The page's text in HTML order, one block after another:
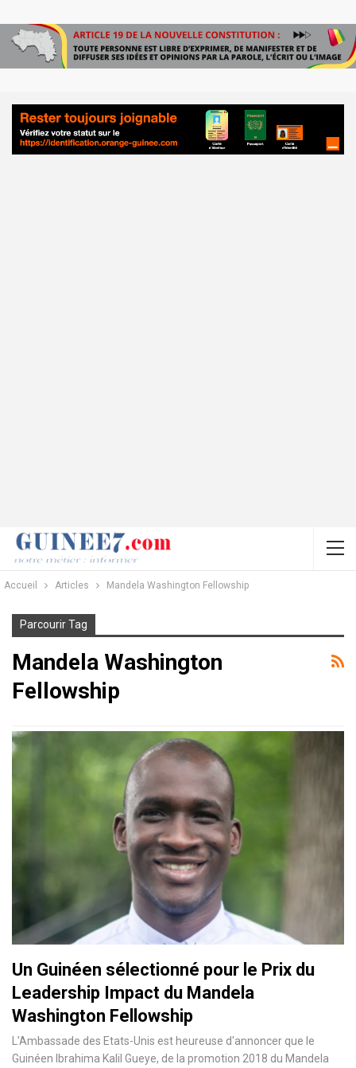
Accueil Articles Mandela Washington Fellowship
Parcourir Tag
Mandela Washington
Fellowship
Un Guinéen sélectionné pour le Prix du
Leadership Impact du Mandela
Washington Fellowship
L'Ambassade des Etats-Unis est heureuse d'annoncer que le
Guinéen Ibrahima Kalil Gueye, de la promotion 2018 du Mandela